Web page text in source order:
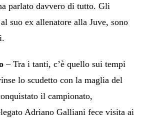
parlato davvero di tutto. Gli
suo ex allenatore alla Juve, sono
– Tra i tanti, c’è quello sui tempi
lo scudetto con la maglia del
il campionato,
Adriano Galliani fece visita ai